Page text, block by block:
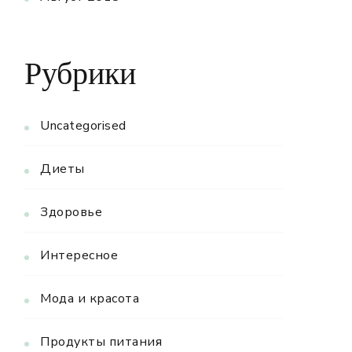
Рубрики
Uncategorised
Диеты
Здоровье
Интересное
Мода и красота
Продукты питания